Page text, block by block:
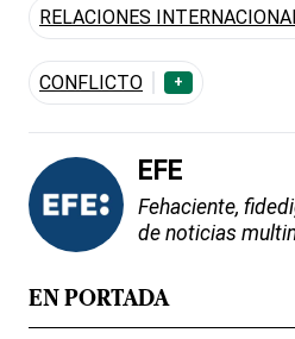
RELACIONES
CONFLICTO +
EFE
Fehaciente,
de noticias
EN PORTADA